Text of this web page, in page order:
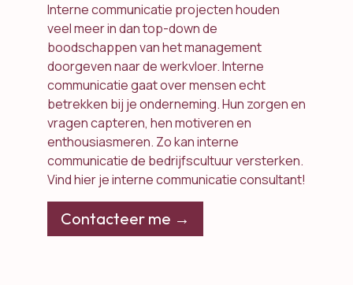
Interne communicatie projecten houden
veel meer in dan top-down de
boodschappen van het management
doorgeven naar de werkvloer. Interne
communicatie gaat over mensen echt
betrekken bij je onderneming. Hun zorgen en
vragen capteren, hen motiveren en
enthousiasmeren. Zo kan interne
communicatie de bedrijfscultuur versterken.
Vind hier je interne communicatie consultant!
Contacteer me →